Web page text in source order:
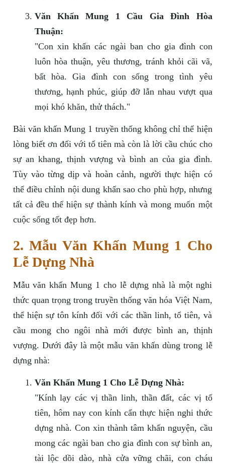
Văn Khấn Mung 1 Cầu Gia Đình Hòa
Thuận:
"Con xin khấn các ngài ban cho gia đình con
luôn hòa thuận, yêu thương, tránh khỏi cãi vã,
bất hòa. Gia đình con sống trong tình yêu
thương, hạnh phúc, giúp đỡ lẫn nhau vượt qua
mọi khó khăn, thử thách."
Bài văn khấn Mung 1 truyền thống không chỉ thể hiện
lòng biết ơn đối với tổ tiên mà còn là lời cầu chúc cho
sự an khang, thịnh vượng và bình an của gia đình.
Tùy vào từng dịp và hoàn cảnh, người thực hiện có
thể điều chỉnh nội dung khấn sao cho phù hợp, nhưng
tất cả đều thể hiện sự thành kính và mong muốn một
cuộc sống tốt đẹp hơn.
2. Mẫu Văn Khấn Mung 1 Cho
Lễ Dựng Nhà
Mẫu văn khấn Mung 1 cho lễ dựng nhà là một nghi
thức quan trọng trong truyền thống văn hóa Việt Nam,
thể hiện sự tôn kính đối với các thần linh, tổ tiên, và
cầu mong cho ngôi nhà mới được bình an, thịnh
vượng. Dưới đây là một mẫu văn khấn dùng trong lễ
dựng nhà:
Văn Khấn Mung 1 Cho Lễ Dựng Nhà:
"Kính lạy các vị thần linh, thần đất, các vị tổ
tiên, hôm nay con kính cẩn thực hiện nghi thức
dựng nhà. Con xin thành tâm khấn nguyện, cầu
mong các ngài ban cho gia đình con sự bình an,
tài lộc dồi dào, nhà cửa vững chãi, con cháu